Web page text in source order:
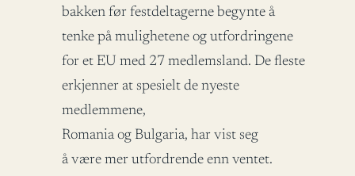
bakken før festdeltagerne begynte å
tenke på mulighetene og utfordringene
for et EU med 27 medlemsland. De fleste
erkjenner at spesielt de nyeste
medlemmene,
Romania og Bulgaria, har vist seg
å være mer utfordrende enn ventet.